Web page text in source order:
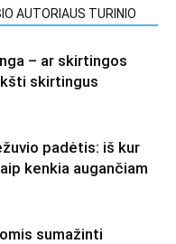
AUTORIAUS TURINIO
– ar skirtingos
skirtingus
padėtis: iš kur
kenkia augančiam
sumažinti